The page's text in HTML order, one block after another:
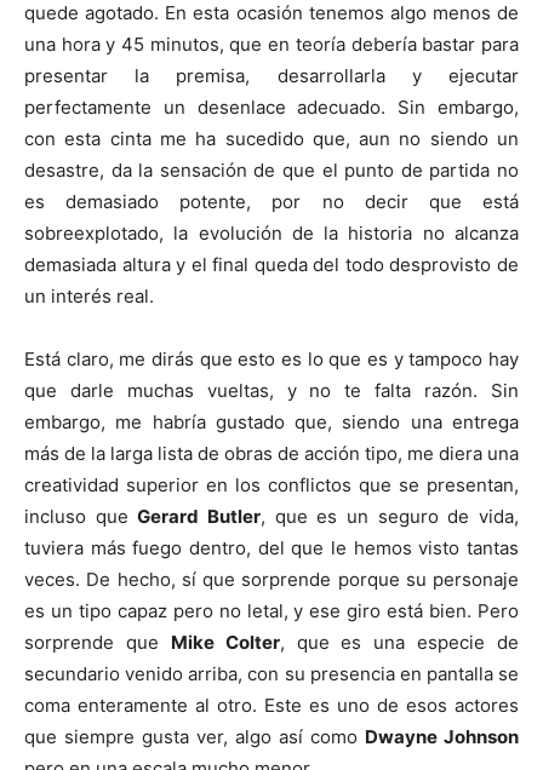
quede agotado. En esta ocasión tenemos algo menos de
una hora y 45 minutos, que en teoría debería bastar para
presentar la premisa, desarrollarla y ejecutar
perfectamente un desenlace adecuado. Sin embargo,
con esta cinta me ha sucedido que, aun no siendo un
desastre, da la sensación de que el punto de partida no
es demasiado potente, por no decir que está
sobreexplotado, la evolución de la historia no alcanza
demasiada altura y el final queda del todo desprovisto de
un interés real.
Está claro, me dirás que esto es lo que es y tampoco hay
que darle muchas vueltas, y no te falta razón. Sin
embargo, me habría gustado que, siendo una entrega
más de la larga lista de obras de acción tipo, me diera una
creatividad superior en los conflictos que se presentan,
incluso queGerard Butler, que es un seguro de vida,
tuviera más fuego dentro, del que le hemos visto tantas
veces. De hecho, sí que sorprende porque su personaje
es un tipo capaz pero no letal, y ese giro está bien. Pero
sorprende que Mike Colter, que es una especie de
secundario venido arriba, con su presencia en pantalla se
coma enteramente al otro. Este es uno de esos actores
que siempre gusta ver, algo así como Dwayne Johnson